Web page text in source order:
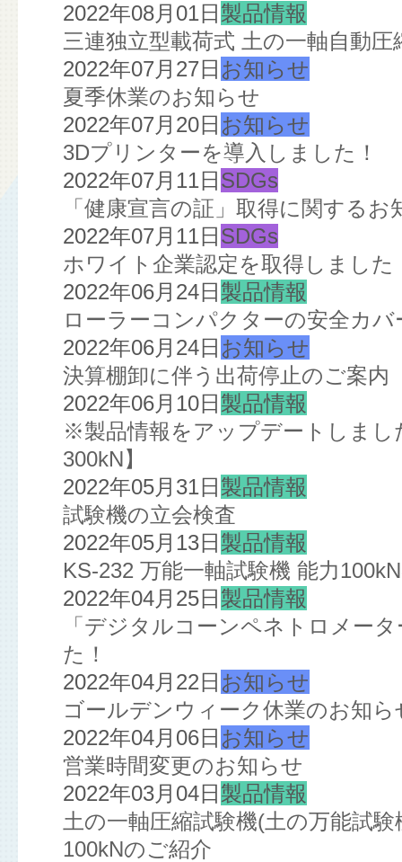
2022年08月01日 製品情報
三連独立型載荷式 土の一軸自動
2022年07月27日 お知らせ
夏季休業のお知らせ
2022年07月20日 お知らせ
3Dプリンターを導入しました！
2022年07月11日 SDGs
「健康宣言の証」取得に関するお
2022年07月11日 SDGs
ホワイト企業認定を取得しました
2022年06月24日 製品情報
ローラーコンパクターの安全カバ
2022年06月24日 お知らせ
決算棚卸に伴う出荷停止のご案内
2022年06月10日 製品情報
※製品情報をアップデートしま
300kN】
2022年05月31日 製品情報
試験機の立会検査
2022年05月13日 製品情報
KS-232 万能一軸試験機 能力
2022年04月25日 製品情報
「デジタルコーンペネトロメー
た！
2022年04月22日 お知らせ
ゴールデンウィーク休業のお知ら
2022年04月06日 お知らせ
営業時間変更のお知らせ
2022年03月04日 製品情報
土の一軸圧縮試験機(土の万能試
100kNのご紹介